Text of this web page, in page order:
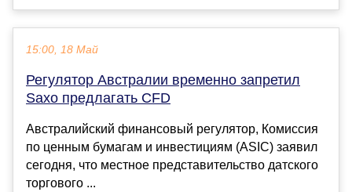
15:00, 18 Май
Регулятор Австралии временно запретил
Saxo предлагать CFD
Австралийский финансовый регулятор, Комиссия
по ценным бумагам и инвестициям (ASIC) заявил
сегодня, что местное представительство датского
торгового ...